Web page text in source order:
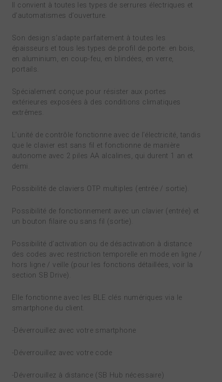
Il convient à toutes les types de serrures électriques et
d’automatismes d’ouverture.
Son design s’adapte parfaitement à toutes les
épaisseurs et tous les types de profil de porte: en bois,
en aluminium, en coup-feu, en blindées, en verre,
portails.
Spécialement conçue pour résister aux portes
extérieures exposées à des conditions climatiques
extrêmes.
L’unité de contrôle fonctionne avec de l’électricité, tandis
que le clavier est sans fil et fonctionne de manière
autonome avec 2 piles AA alcalines, qui durent 1 an et
demi.
Possibilité de claviers OTP multiples (entrée / sortie).
Possibilité de fonctionnement avec un clavier (entrée) et
un bouton filaire ou sans fil (sortie).
Possibilité d’activation ou de désactivation à distance
des codes avec restriction temporelle en mode en ligne /
hors ligne / veille (pour les fonctions détaillées, voir la
section SB Drive).
Elle fonctionne avec les BLE clés numériques via le
smartphone du client.
-Déverrouillez avec votre smartphone
-Déverrouillez avec votre code
-Déverrouillez à distance (SB Hub nécessaire)